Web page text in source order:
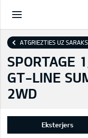
ATGRIEZTIES UZ
SPORTAGE
GT-LINE
2WD
Eksterjers